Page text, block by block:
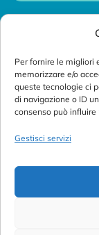
Per fornire le migliori
memorizzare e/o
queste tecnologie ci
di navigazione o ID
consenso può
Gestisci servizi
Padova
Via Svizzera,
Tel:
+39 049
Telefax: +39
Email: